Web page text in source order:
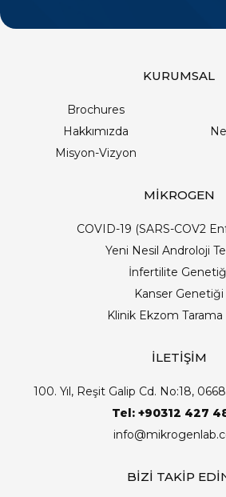
KURUMSAL
Brochures
Hakkımızda
Misyon-Vizyon
MİKROGEN
COVID-19 (SARS-COV2
Yeni Nesil Androloji
İnfertilite
Kanser Genetiği
Klinik Ekzom Tarama
İLETİŞİM
100. Yıl, Reşit Galip Cd. No:18,
Tel: +90312 427
BİZİ TAKİP